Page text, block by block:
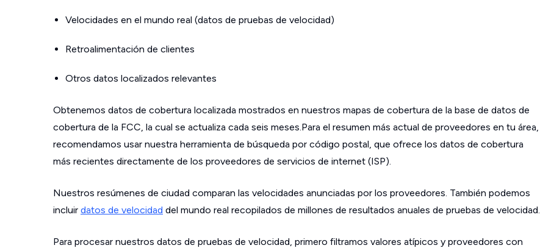
Velocidades en el mundo real (datos de pruebas de velocidad)
Retroalimentación de clientes
Otros datos localizados relevantes
Obtenemos datos de cobertura localizada mostrados en nuestros mapas de cobertura de la base de datos de
cobertura de la FCC, la cual se actualiza cada seis meses.Para el resumen más actual de proveedores en tu área,
recomendamos usar nuestra herramienta de búsqueda por código postal, que ofrece los datos de cobertura
más recientes directamente de los proveedores de servicios de internet (ISP).
Nuestros resúmenes de ciudad comparan las velocidades anunciadas por los proveedores. También podemos
incluir datos de velocidad del mundo real recopilados de millones de resultados anuales de pruebas de velocidad.
Para procesar nuestros datos de pruebas de velocidad, primero filtramos valores atípicos y proveedores con